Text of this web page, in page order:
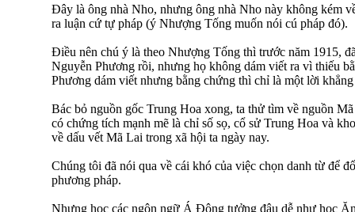
Đây là ông nhà Nho, nhưng ông nhà Nho này không kém
ra luận cứ tự pháp (ý Nhượng Tống muốn nói cú pháp đó).
Điều nên chú ý là theo Nhượng Tống thì trước năm 1915,
Nguyễn Phương rồi, nhưng họ không dám viết ra vì thiếu
Phương dám viết nhưng bằng chứng thì chỉ là một lời
Bác bỏ nguồn gốc Trung Hoa xong, ta thử tìm về nguồn
có chứng tích mạnh mẽ là chỉ số sọ, cổ sử Trung Hoa và
về dấu vết Mã Lai trong xã hội ta ngày nay.
Chúng tôi đã nói qua về cái khó của việc chọn danh từ để
phương pháp.
Nhưng học các ngôn ngữ Á Đông tưởng đâu dễ như học